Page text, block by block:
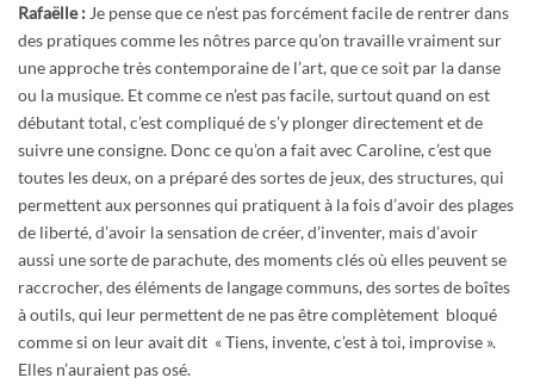
Rafaëlle : Je pense que ce n’est pas forcément facile de rentrer dans
des pratiques comme les nôtres parce qu’on travaille vraiment sur
une approche très contemporaine de l’art, que ce soit par la danse
ou la musique. Et comme ce n’est pas facile, surtout quand on est
débutant total, c’est compliqué de s’y plonger directement et de
suivre une consigne. Donc ce qu’on a fait avec Caroline, c’est que
toutes les deux, on a préparé des sortes de jeux, des structures, qui
permettent aux personnes qui pratiquent à la fois d’avoir des plages
de liberté, d’avoir la sensation de créer, d’inventer, mais d’avoir
aussi une sorte de parachute, des moments clés où elles peuvent se
raccrocher, des éléments de langage communs, des sortes de boîtes
à outils, qui leur permettent de ne pas être complètement bloqué
comme si on leur avait dit « Tiens, invente, c’est à toi, improvise ».
Elles n’auraient pas osé.